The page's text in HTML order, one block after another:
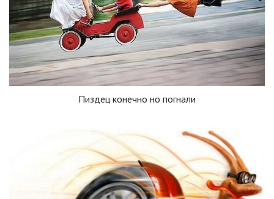
Пиздец конечно но погнали